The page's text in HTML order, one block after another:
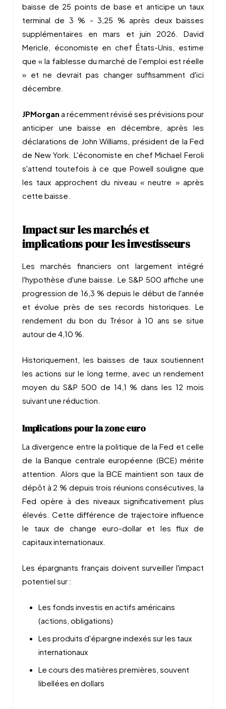
baisse de 25 points de base et anticipe un taux
terminal de 3 % - 3,25 % après deux baisses
supplémentaires en mars et juin 2026. David
Mericle, économiste en chef États-Unis, estime
que « la faiblesse du marché de l'emploi est réelle
» et ne devrait pas changer suffisamment d'ici
décembre.
JPMorgan a récemment révisé ses prévisions pour
anticiper une baisse en décembre, après les
déclarations de John Williams, président de la Fed
de New York. L'économiste en chef Michael Feroli
s'attend toutefois à ce que Powell souligne que
les taux approchent du niveau « neutre » après
cette baisse.
Impact sur les marchés et
implications pour les investisseurs
Les marchés financiers ont largement intégré
l'hypothèse d'une baisse. Le S&P 500 affiche une
progression de 16,3 % depuis le début de l'année
et évolue près de ses records historiques. Le
rendement du bon du Trésor à 10 ans se situe
autour de 4,10 %.
Historiquement, les baisses de taux soutiennent
les actions sur le long terme, avec un rendement
moyen du S&P 500 de 14,1 % dans les 12 mois
suivant une réduction.
Implications pour la zone euro
La divergence entre la politique de la Fed et celle
de la Banque centrale européenne (BCE) mérite
attention. Alors que la BCE maintient son taux de
dépôt à 2 % depuis trois réunions consécutives, la
Fed opère à des niveaux significativement plus
élevés. Cette différence de trajectoire influence
le taux de change euro-dollar et les flux de
capitaux internationaux.
Les épargnants français doivent surveiller l'impact
potentiel sur :
Les fonds investis en actifs américains
(actions, obligations)
Les produits d'épargne indexés sur les taux
internationaux
Le cours des matières premières, souvent
libellées en dollars